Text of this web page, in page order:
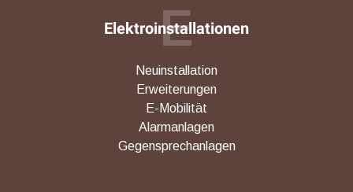
Elektroinstallationen
E
Neuinstallation
Erweiterungen
E-Mobilität
Alarmanlagen
Gegensprechanlagen